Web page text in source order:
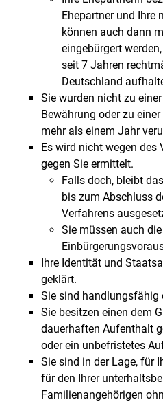
Ehepartner und Ihre
können auch dann
eingebürgert
seit 7 Jahren
Deutschland
Sie wurden nicht zu
Bewährung oder zu
mehr als einem Jahr
Es wird nicht wegen des
gegen Sie ermittelt.
Falls doch, bleibt
bis zum Abschluss
Verfahrens
Sie müssen auch
Ihre Identität und
geklärt.
Sie sind handlungsfähig
Sie besitzen einen dem
dauerhaften Aufenthalt
oder ein unbefristetes
Sie sind in der Lage, für
für den Ihrer
Familienangehörigen